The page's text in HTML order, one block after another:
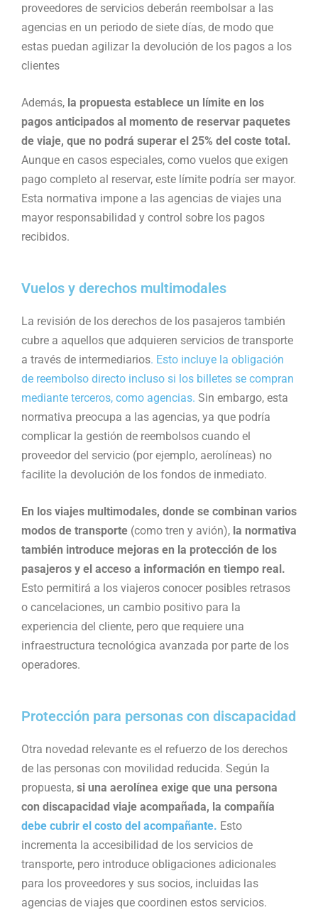
proveedores de servicios deberán reembolsar a las
agencias en un periodo de siete días, de modo que
estas puedan agilizar la devolución de los pagos a los
clientes​
Además, la propuesta establece un límite en los
pagos anticipados al momento de reservar paquetes
de viaje, que no podrá superar el 25% del coste total.
Aunque en casos especiales, como vuelos que exigen
pago completo al reservar, este límite podría ser mayor.
Esta normativa impone a las agencias de viajes una
mayor responsabilidad y control sobre los pagos
recibidos​.
Vuelos y derechos multimodales
La revisión de los derechos de los pasajeros también
cubre a aquellos que adquieren servicios de transporte
a través de intermediarios. Esto incluye la obligación
de reembolso directo incluso si los billetes se compran
mediante terceros, como agencias. Sin embargo, esta
normativa preocupa a las agencias, ya que podría
complicar la gestión de reembolsos cuando el
proveedor del servicio (por ejemplo, aerolíneas) no
facilite la devolución de los fondos de inmediato​.
En los viajes multimodales, donde se combinan varios
modos de transporte (como tren y avión), la normativa
también introduce mejoras en la protección de los
pasajeros y el acceso a información en tiempo real.
Esto permitirá a los viajeros conocer posibles retrasos
o cancelaciones, un cambio positivo para la
experiencia del cliente, pero que requiere una
infraestructura tecnológica avanzada por parte de los
operadores.
Protección para personas con discapacidad
Otra novedad relevante es el refuerzo de los derechos
de las personas con movilidad reducida. Según la
propuesta, si una aerolínea exige que una persona
con discapacidad viaje acompañada, la compañía
debe cubrir el costo del acompañante. Esto
incrementa la accesibilidad de los servicios de
transporte, pero introduce obligaciones adicionales
para los proveedores y sus socios, incluidas las
agencias de viajes que coordinen estos servicios​.